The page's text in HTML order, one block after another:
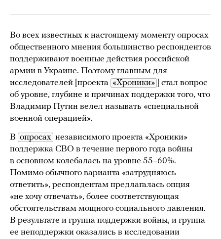
Во всех известных к настоящему моменту опросах
общественного мнения большинство респондентов
поддерживают военные действия российской
армии в Украине. Поэтому главным для
исследователей [проекта «Хроники»
] стал вопрос
об уровне, глубине и причинах поддержки того, что
Владимир Путин велел называть «специальной
военной операцией».
В опросах независимого проекта «Хроники»
поддержка СВО в течение первого года войны
в основном колебалась на уровне 55–60%.
Помимо обычного варианта «затрудняюсь
ответить», респондентам предлагалась опция
«не хочу отвечать», более соответствующая
обстоятельствам мощного социального давления.
В результате и группа поддержки войны, и группа
ее неподдержки оказались в исследовании